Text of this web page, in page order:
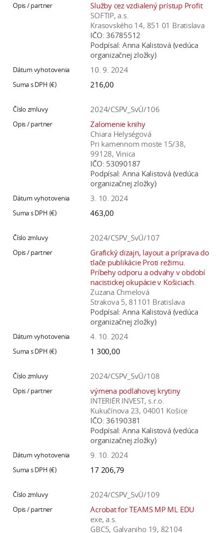
Služby cez vzdialený prístup Profit
SOFTIP, a.s.
Krasovského 14, 851 01 Bratislava
IČO: 36785512
Podpísal: Anna Kalistová (vedúca
organizačnej zložky)
10. 9. 2024
216,00
2024/CSPV_SvÚ/106
Zalomenie knihy
Chiara Helységová
Pri kamennom moste 15/38,
99128, Vinica
IČO: 53090187
Podpísal: Anna Kalistová (vedúca
organizačnej zložky)
3. 10. 2024
463,00
2024/CSPV_SvÚ/107
Grafický dizajn, layout a príprava do
tlače publikácie Proti režimu.
Príbehy odporu a odvahy v období
nacistickej okupácie v Košiciach.
Zuzana Chmelová
Strakova 5, 81101 Bratislava
Podpísal: Anna Kalistová (vedúca
organizačnej zložky)
4. 10. 2024
1 300,00
2024/CSPV_SvÚ/108
výmena podlahovej krytiny
INTERIÉR INVEST, s.r.o.
Kukučínova 23, 04001 Košice
IČO: 36190381
Podpísal: Anna Kalistová (vedúca
organizačnej zložky)
9. 10. 2024
17 206,79
2024/CSPV_SvÚ/109
Acrobat for TEAMS MP ML EDU
exe, a.s.
GBC5, Galvaniho 19, 82104